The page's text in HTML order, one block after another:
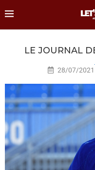
LE JOURNAL
28/07/2021